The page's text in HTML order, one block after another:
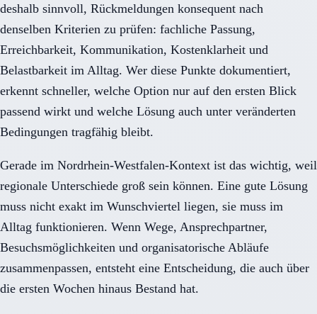
deshalb sinnvoll, Rückmeldungen konsequent nach
denselben Kriterien zu prüfen: fachliche Passung,
Erreichbarkeit, Kommunikation, Kostenklarheit und
Belastbarkeit im Alltag. Wer diese Punkte dokumentiert,
erkennt schneller, welche Option nur auf den ersten Blick
passend wirkt und welche Lösung auch unter veränderten
Bedingungen tragfähig bleibt.
Gerade im Nordrhein-Westfalen-Kontext ist das wichtig, weil
regionale Unterschiede groß sein können. Eine gute Lösung
muss nicht exakt im Wunschviertel liegen, sie muss im
Alltag funktionieren. Wenn Wege, Ansprechpartner,
Besuchsmöglichkeiten und organisatorische Abläufe
zusammenpassen, entsteht eine Entscheidung, die auch über
die ersten Wochen hinaus Bestand hat.